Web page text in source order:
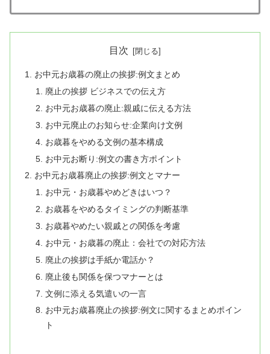
目次
お中元お歳暮の廃止の挨拶:例文まとめ
廃止の挨拶 ビジネスでの伝え方
お中元お歳暮の廃止:親戚に伝える方法
お中元廃止のお知らせ:企業向け文例
お歳暮をやめる文例の基本構成
お中元お断り:例文の書き方ポイント
お中元お歳暮廃止の挨拶:例文とマナー
お中元・お歳暮やめどきはいつ？
お歳暮をやめるタイミングの判断基準
お歳暮やめたい親戚との関係を考慮
お中元・お歳暮の廃止：会社での対応方法
廃止の挨拶は手紙か電話か？
廃止後も関係を保つマナーとは
文例に添える気遣いの一言
お中元お歳暮廃止の挨拶:例文に関するまとめポイン
ト